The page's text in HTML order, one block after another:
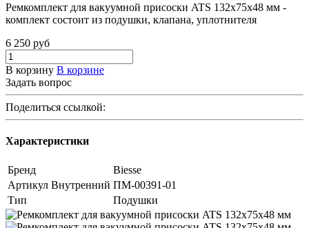
Ремкомплект для вакуумной присоски ATS 132x75x48 мм -
комплект состоит из подушки, клапана, уплотнителя
6 250 руб
В корзину В корзине
Задать вопрос
Поделиться ссылкой:
Характеристики
Бренд
Biesse
Артикул Внутренний ПМ-00391-01
Тип
Подушки